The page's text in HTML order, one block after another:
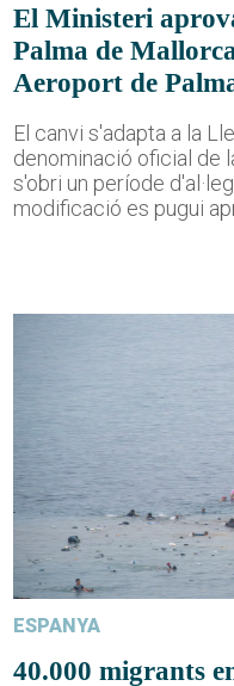
El Ministeri
Palma de
Aeroport de
El canvi s'adapta a la
denominació oficial de
s'obri un període
modificació es pugui
ESPANYA
40.000 migrants